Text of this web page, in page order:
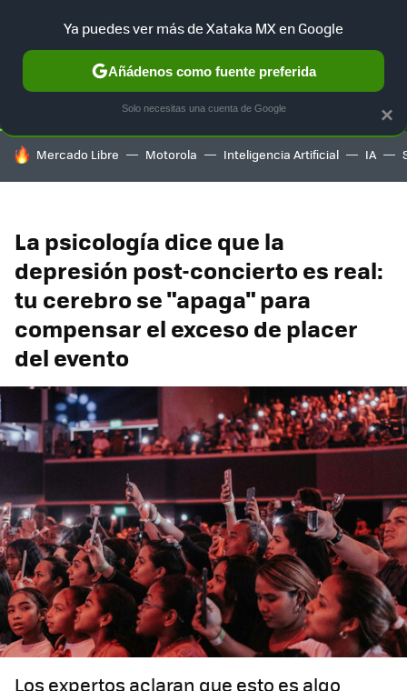
SELECCIÓN GAMING HOME AUTO TERRITORIO
HOY SE HABLA DE
Mercado Libre Motorola Inteligencia Artificial IA
La psicología dice que la
depresión post-concierto es real:
tu cerebro se "apaga" para
compensar el exceso de placer
del evento
Los expertos aclaran que esto es algo
×
Ya puedes ver más de Xataka MX en Google
Añádenos como fuente preferida
Solo necesitas una cuenta de Google